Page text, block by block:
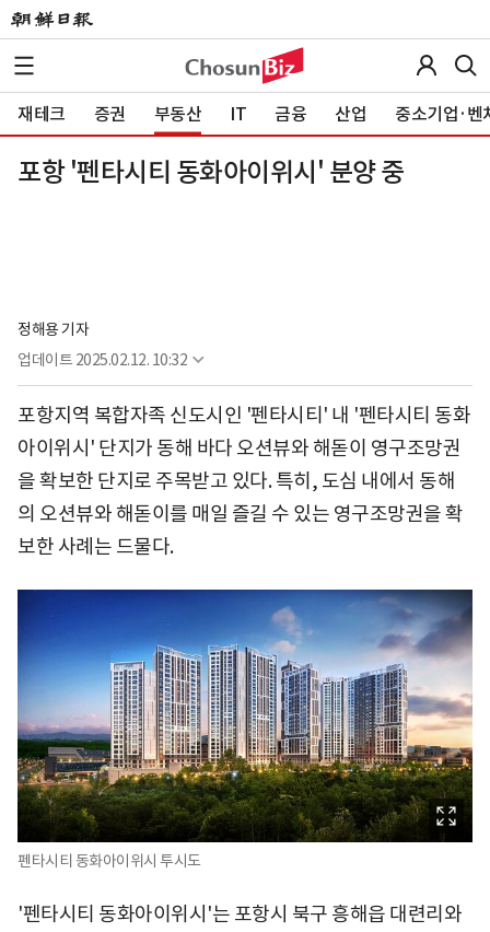
재테크 증권 부동산 IT 금융 산업 중소기업·벤
포항 '펜타시티 동화아이위시' 분양 중
정해용 기자
업데이트 2025.02.12. 10:32
포항지역 복합자족 신도시인 '펜타시티' 내 '펜타시티 동화
아이위시' 단지가 동해 바다 오션뷰와 해돋이 영구조망권
을 확보한 단지로 주목받고 있다. 특히, 도심 내에서 동해
의 오션뷰와 해돋이를 매일 즐길 수 있는 영구조망권을 확
보한 사례는 드물다.
펜타시티 동화아이위시 투시도
'펜타시티 동화아이위시'는 포항시 북구 흥해읍 대련리와